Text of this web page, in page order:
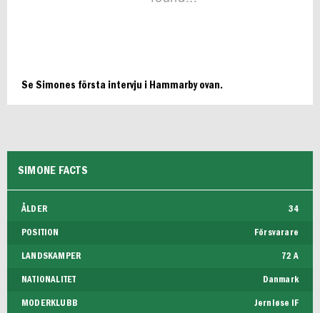
Se Simones första intervju i Hammarby ovan.
SIMONE FACTS
ÅLDER 34
POSITION Försvarare
LANDSKAMPER 72 A
NATIONALITET Danmark
MODERKLUBB Jernløse IF